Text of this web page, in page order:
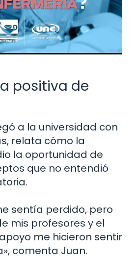
positiva de
a la universidad con
relata cómo la
la oportunidad de
que no entendió
sentía perdido, pero
mis profesores y el
me hicieron sentir
comenta Juan.